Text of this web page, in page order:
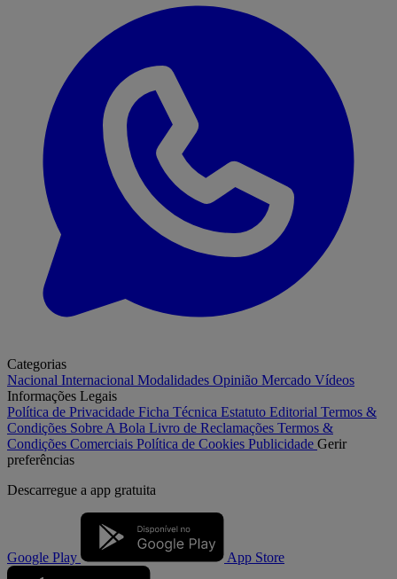
Categorias
Nacional Internacional Modalidades Opinião Mercado Vídeos
Informações Legais
Política de Privacidade Ficha Técnica Estatuto Editorial Termos &
Condições Sobre A Bola Livro de Reclamações Termos &
Condições Comerciais Política de Cookies Publicidade Gerir
preferências
Descarregue a app gratuita
Google Play App Store